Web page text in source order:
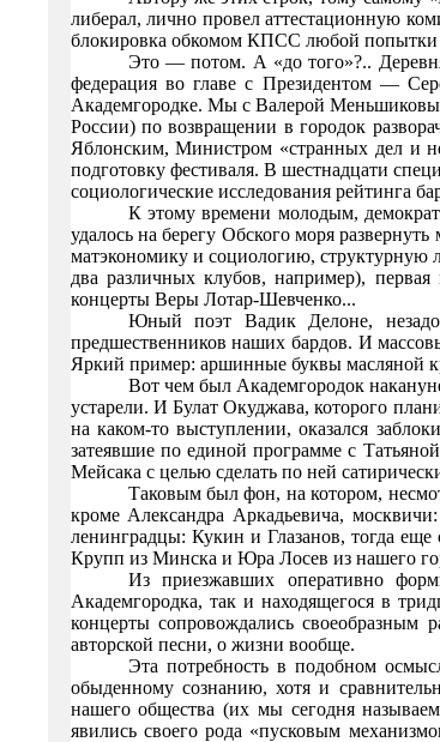
либерал, лично провел аттестационную
блокировка обкомом КПСС любой попытки
Это — потом. А «до того»?..
федерация во главе с Президентом —
Академгородке. Мы с Валерой
России) по возвращении в городок
Яблонским, Министром «странных дел и
подготовку фестиваля. В шестнадцати
социологические исследования рейтинга
К этому времени молодым,
удалось на берегу Обского моря
матэкономику и социологию, структурную
два различных клубов, например),
концерты Веры Лотар-Шевченко...
Юный поэт Вадик Делоне,
предшественников наших бардов. И
Яркий пример: аршинные буквы масляной
Вот чем был Академгородок
устарели. И Булат Окуджава, которого
на каком-то выступлении, оказался
затеявшие по единой программе с
Мейсака с целью сделать по ней
Таковым был фон, на котором,
кроме Александра Аркадьевича,
ленинградцы: Кукин и Глазанов, тогда
Крупп из Минска и Юра Лосев из нашего
Из приезжавших оперативно
Академгородка, так и находящегося в
концерты сопровождались
авторской песни, о жизни вообще.
Эта потребность в подобном
обыденному сознанию, хотя и
нашего общества (их мы сегодня
явились своего рода «пусковым